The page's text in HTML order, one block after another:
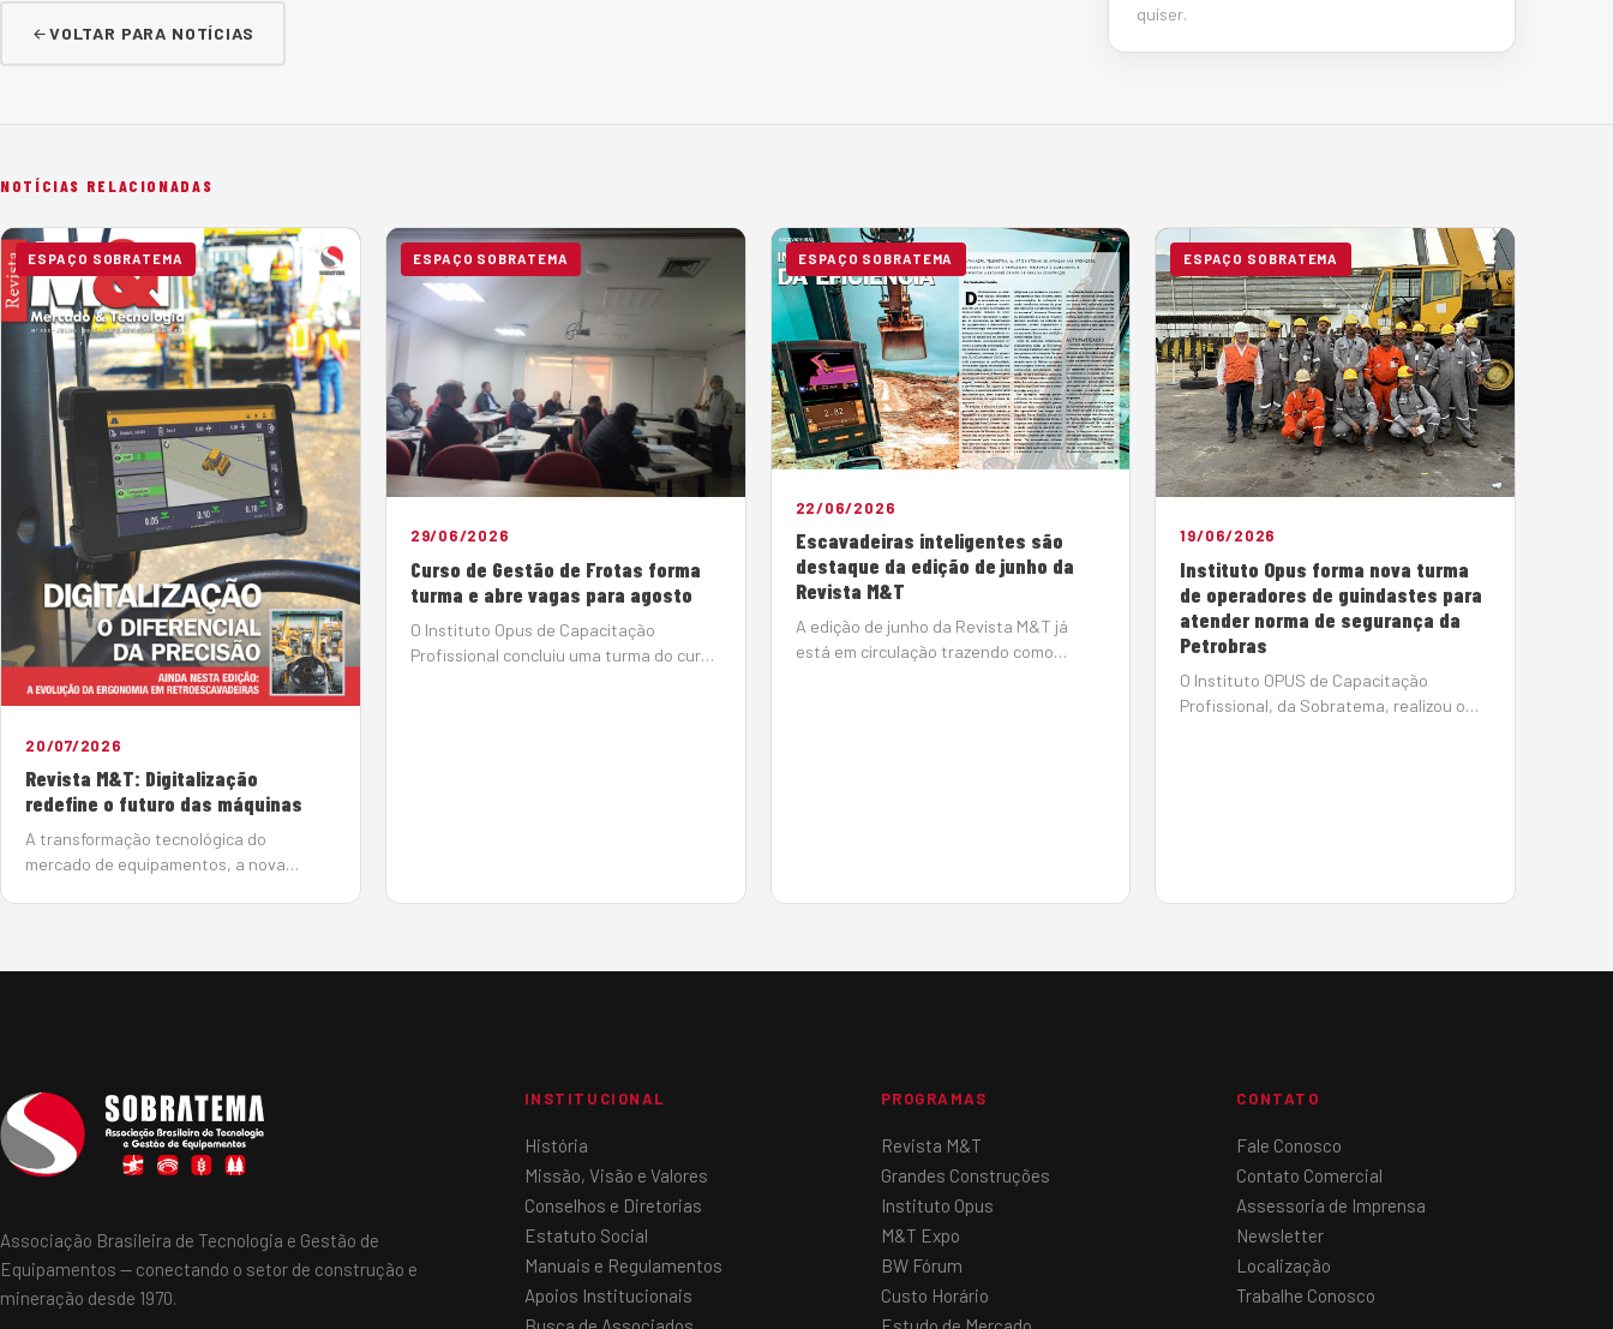
VOLTAR PARA NOTÍCIAS
quiser.
NOTÍCIAS RELACIONADAS
ESPAÇO SOBRATEMA
20/07/2026
Revista M&T: Digitalização
redefine o futuro das máquinas
A transformação tecnológica do
mercado de equipamentos, a nova
ESPAÇO SOBRATEMA
29/06/2026
Curso de Gestão de Frotas forma
turma e abre vagas para agosto
O Instituto Opus de Capacitação
Profissional concluiu uma turma do curso
ESPAÇO SOBRATEMA
22/06/2026
Escavadeiras inteligentes são
destaque da edição de junho da
Revista M&T
A edição de junho da Revista M&T já
está em circulação trazendo como
ESPAÇO SOBRATEMA
19/06/2026
Instituto Opus forma nova turma
de operadores de guindastes para
atender norma de segurança da
Petrobras
O Instituto OPUS de Capacitação
Profissional, da Sobratema, realizou o
Associação Brasileira de Tecnologia e Gestão de
Equipamentos — conectando o setor de construção e
mineração desde 1970.
INSTITUCIONAL
História
Missão, Visão e Valores
Conselhos e Diretorias
Estatuto Social
Manuais e Regulamentos
Apoios Institucionais
PROGRAMAS
Revista M&T
Grandes Construções
Instituto Opus
M&T Expo
BW Fórum
Custo Horário
CONTATO
Fale Conosco
Contato Comercial
Assessoria de Imprensa
Newsletter
Localização
Trabalhe Conosco